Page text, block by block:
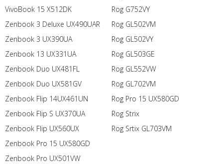
VivoBook 15 X512DK
Zenbook 3 Deluxe UX490UAR
Zenbook 3 UX390UA
Zenbook 13 UX331UA
Zenbook Duo UX481FL
Zenbook Duo UX581GV
Zenbook Flip 14UX461UN
Zenbook Flip S UX370UA
Zenbook Flip UX560UX
Zenbook Pro 15 UX580GD
Zenbook Pro UX501VW
Rog G752VY
Rog GL502VM
Rog GL502VY
Rog GL503GE
Rog GL552VW
Rog GL702VM
Rog Pro 15 UX580GD
Rog Strix
Rog Srtix GL703VM